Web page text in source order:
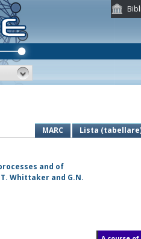
MARC
Lista
and of
Whittaker and G.N.